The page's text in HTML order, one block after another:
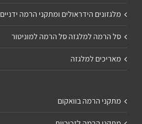
מלגזונים הידראולים ומתקני הרמה ידניים
סל הרמה למלגזה סל הרמה למוניטור
מאריכים למלגזה
מתקני הרמה בוואקום